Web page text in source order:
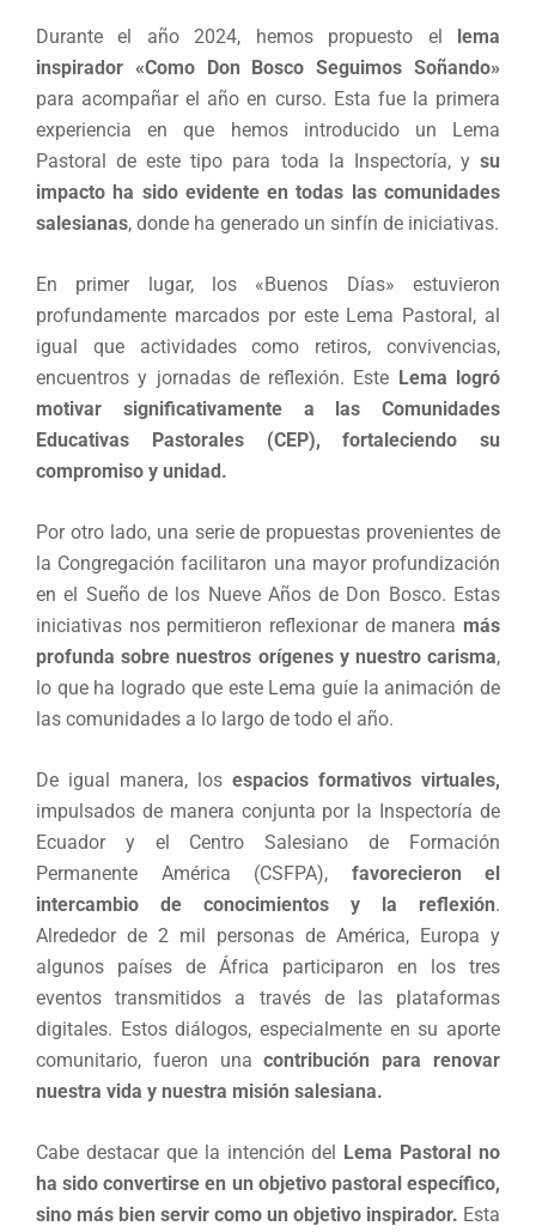
Durante el año 2024, hemos propuesto el lema
inspirador «Como Don Bosco Seguimos Soñando»
para acompañar el año en curso. Esta fue la primera
experiencia en que hemos introducido un Lema
Pastoral de este tipo para toda la Inspectoría, y su
impacto ha sido evidente en todas las comunidades
salesianas, donde ha generado un sinfín de iniciativas.
En primer lugar, los «Buenos Días» estuvieron
profundamente marcados por este Lema Pastoral, al
igual que actividades como retiros, convivencias,
encuentros y jornadas de reflexión. Este Lema logró
motivar significativamente a las Comunidades
Educativas Pastorales (CEP), fortaleciendo su
compromiso y unidad.
Por otro lado, una serie de propuestas provenientes de
la Congregación facilitaron una mayor profundización
en el Sueño de los Nueve Años de Don Bosco. Estas
iniciativas nos permitieron reflexionar de manera más
profunda sobre nuestros orígenes y nuestro carisma,
lo que ha logrado que este Lema guíe la animación de
las comunidades a lo largo de todo el año.
De igual manera, los espacios formativos virtuales,
impulsados de manera conjunta por la Inspectoría de
Ecuador y el Centro Salesiano de Formación
Permanente América (CSFPA), favorecieron el
intercambio de conocimientos y la reflexión.
Alrededor de 2 mil personas de América, Europa y
algunos países de África participaron en los tres
eventos transmitidos a través de las plataformas
digitales. Estos diálogos, especialmente en su aporte
comunitario, fueron unacontribución para renovar
nuestra vida y nuestra misión salesiana.
Cabe destacar que la intención del Lema Pastoral no
ha sido convertirse en un objetivo pastoral específico,
sino más bien servir como un objetivo inspirador. Esta